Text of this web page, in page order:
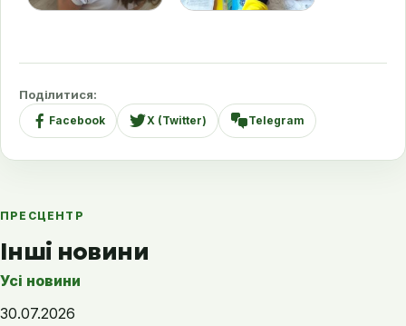
Поділитися:
Facebook X (Twitter) Telegram
ПРЕСЦЕНТР
Інші новини
Усі новини
30.07.2026